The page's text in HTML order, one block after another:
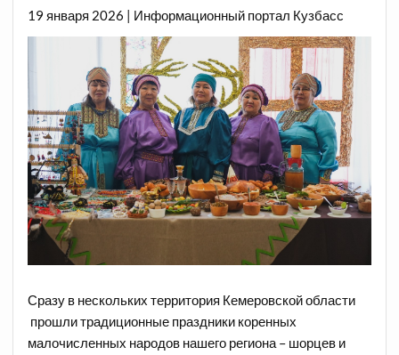
19 января 2026 | Информационный портал Кузбасс
Сразу в нескольких территория Кемеровской области
прошли традиционные праздники коренных
малочисленных народов нашего региона – шорцев и